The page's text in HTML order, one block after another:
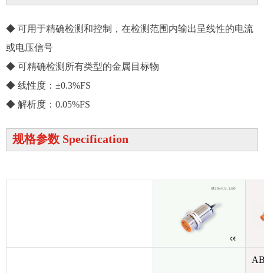
◆ 可用于精确检测和控制，在检测范围内输出呈线性的电流
或电压信号
◆ 可精确检测所有类型的金属目标物
◆ 线性度：±0.3%FS
◆ 解析度：0.05%FS
规格参数 Specification